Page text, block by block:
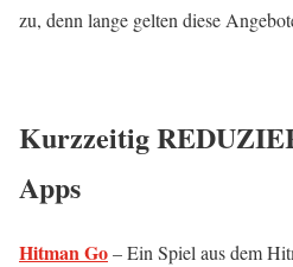
zu, denn lange gelten diese
Kurzzeitig
Apps
Hitman Go– Ein Spiel aus dem